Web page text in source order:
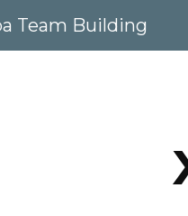
Team Building